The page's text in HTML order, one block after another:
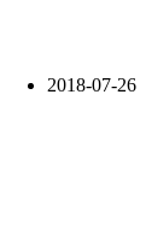
2018-07-26